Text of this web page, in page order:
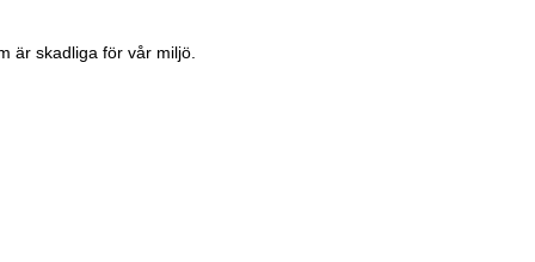
är skadliga för vår miljö.